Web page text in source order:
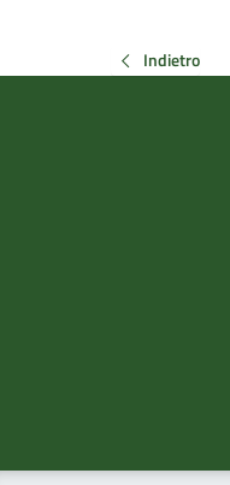
Indietro